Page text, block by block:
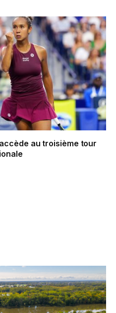
au troisième tour